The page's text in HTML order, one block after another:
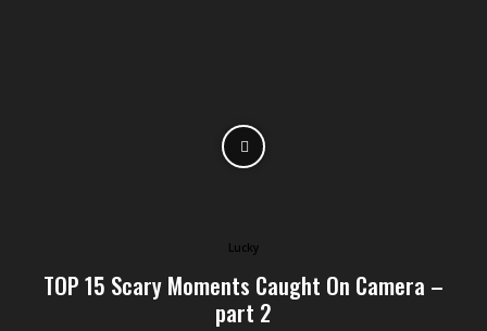
Lucky
TOP 15 Scary Moments Caught On Camera –
part 2